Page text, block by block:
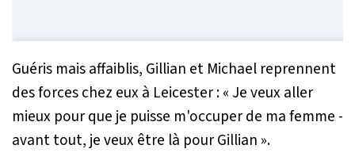
Guéris mais affaiblis, Gillian et Michael reprennent
des forces chez eux à Leicester :« Je veux aller
mieux pour que je puisse m'occuper de ma femme -
avant tout, je veux être là pour Gillian ».